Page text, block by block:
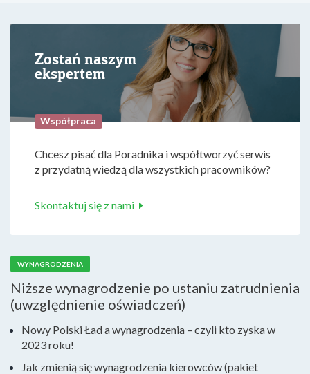
Zostań naszym
ekspertem
Współpraca
Chcesz pisać dla Poradnika i współtworzyć serwis
z przydatną wiedzą dla wszystkich pracowników?
Skontaktuj się z nami
WYNAGRODZENIA
Niższe wynagrodzenie po ustaniu zatrudnienia
(uwzględnienie oświadczeń)
Nowy Polski Ład a wynagrodzenia – czyli kto zyska w
2023 roku!
Jak zmienią się wynagrodzenia kierowców (pakiet